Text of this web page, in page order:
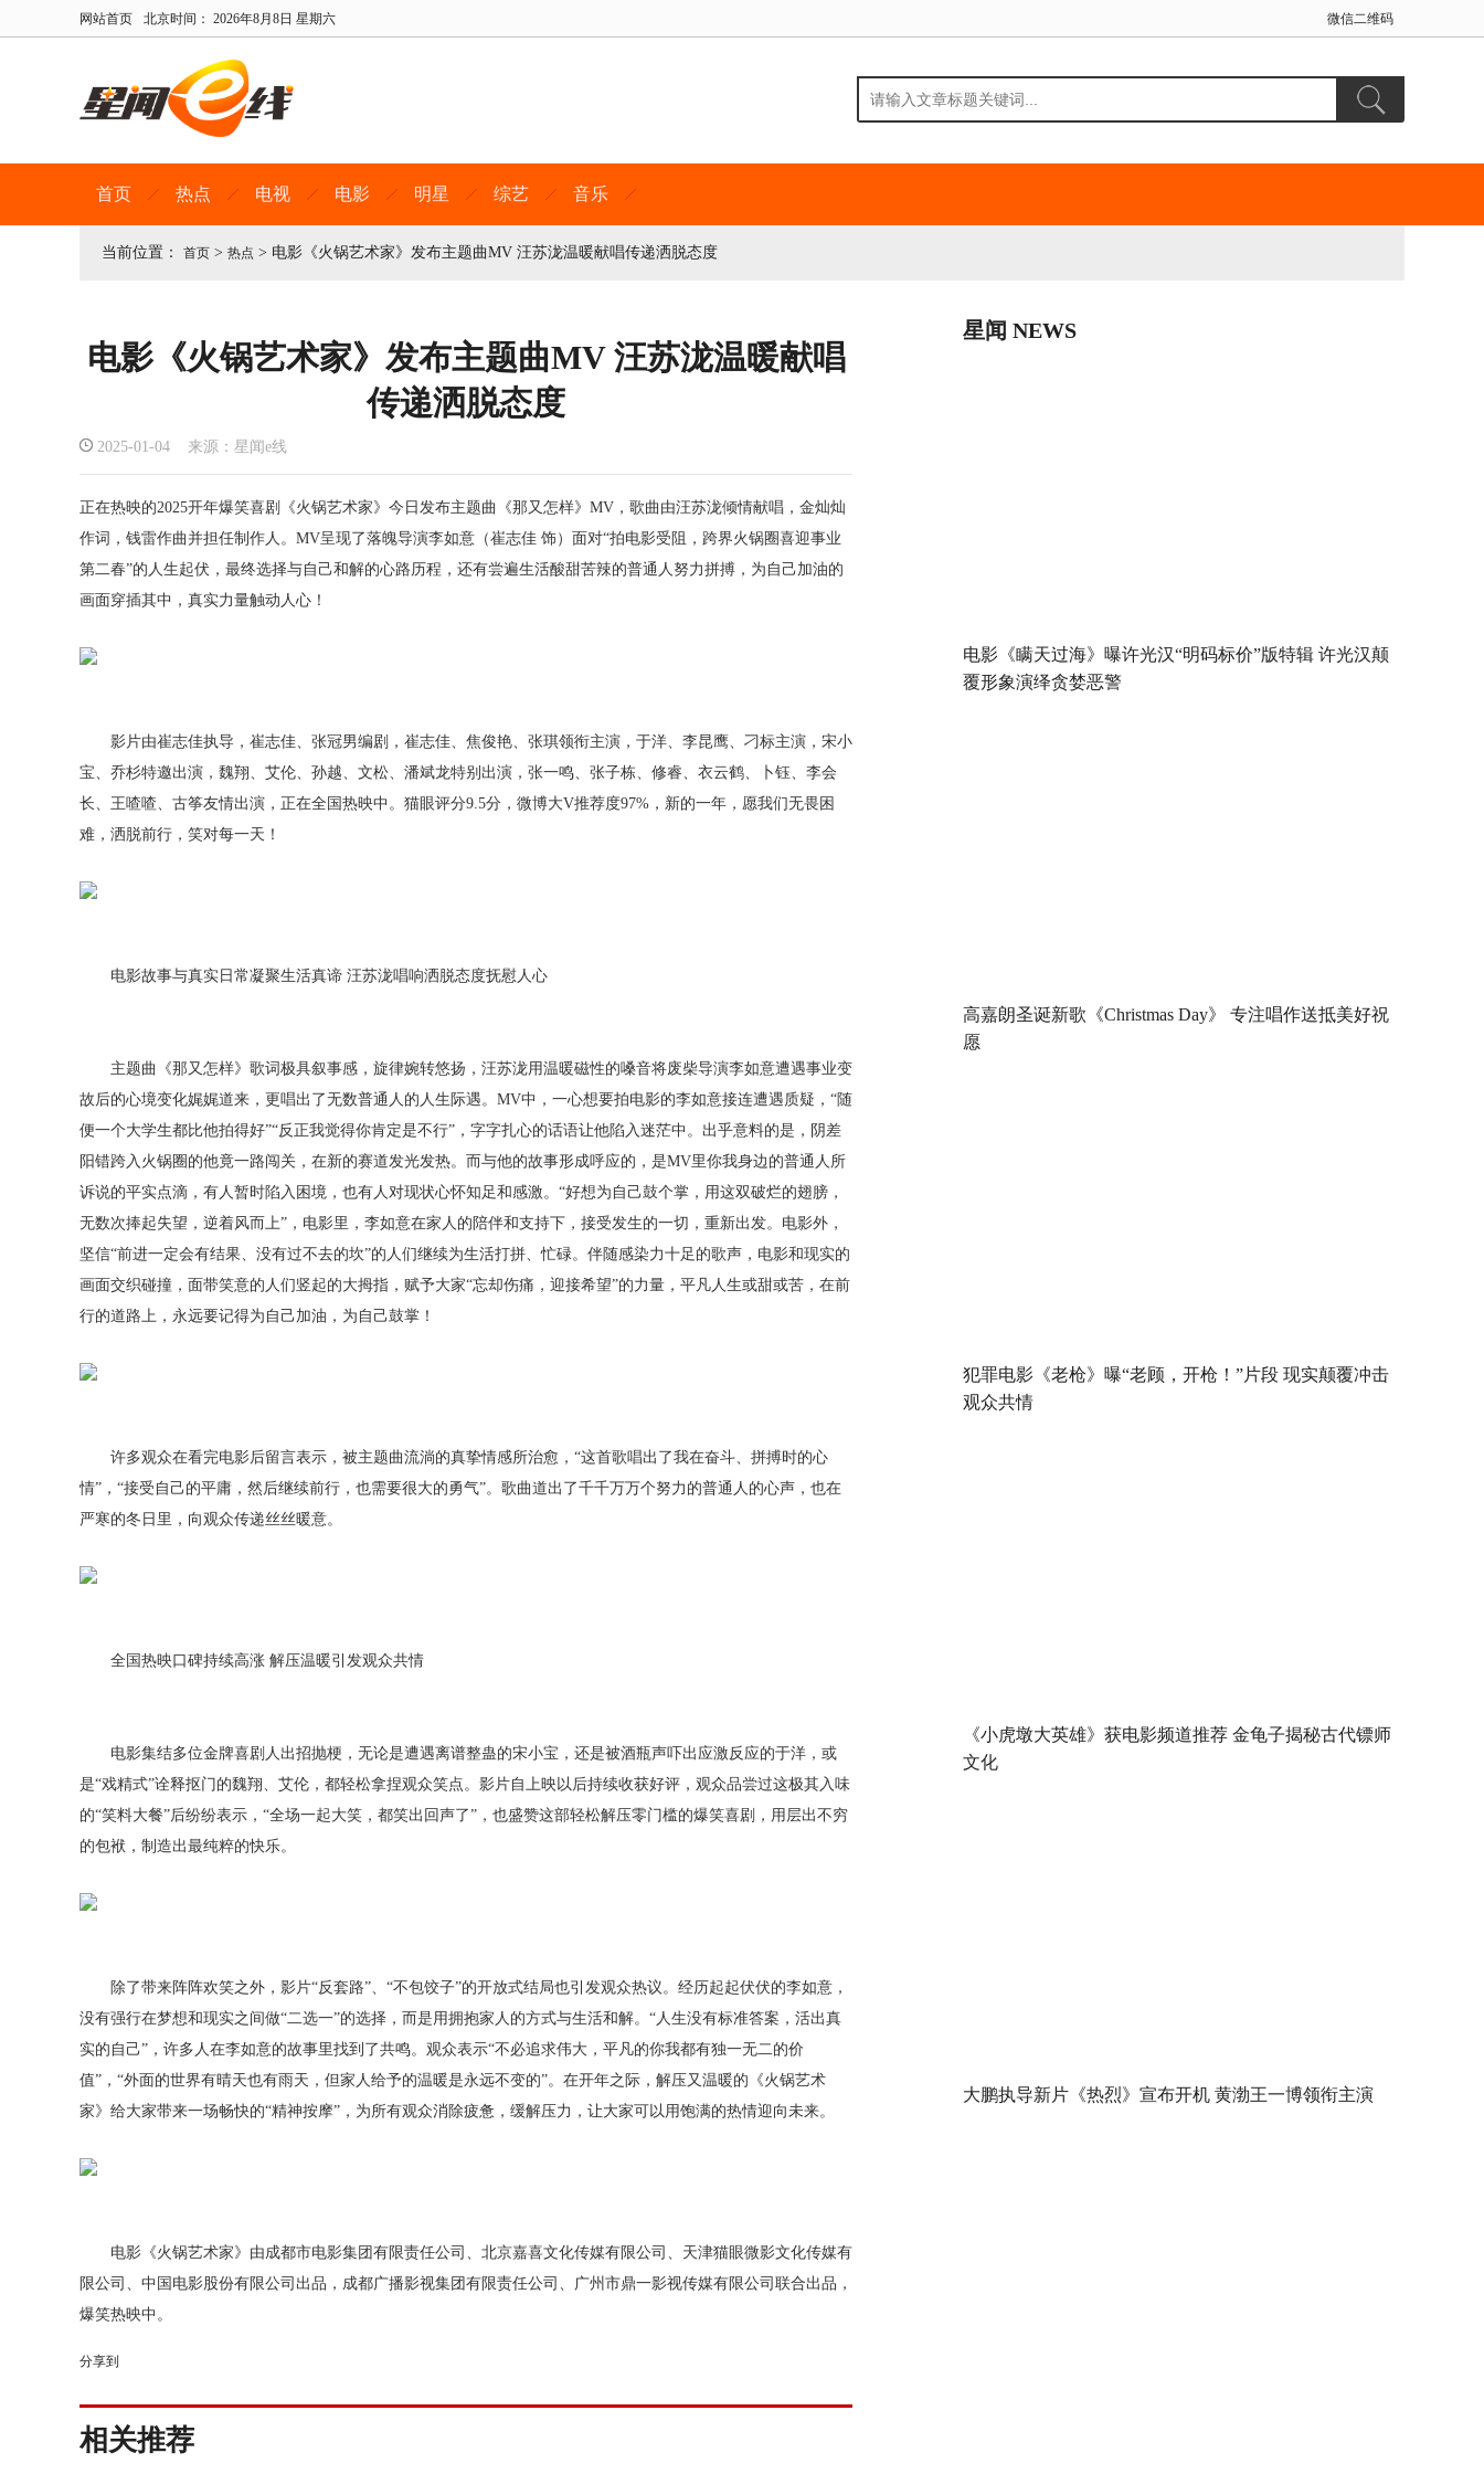
网站首页 北京时间： 2026年8月8日 星期六 微信二维码
首页 热点 电视 电影 明星 综艺 音乐
当前位置： 首页 > 热点 > 电影《火锅艺术家》发布主题曲MV 汪苏泷温暖献唱传递洒脱态度
电影《火锅艺术家》发布主题曲MV 汪苏泷温暖献唱
传递洒脱态度
2025-01-04 来源：星闻e线
正在热映的2025开年爆笑喜剧《火锅艺术家》今日发布主题曲《那又怎样》MV，歌曲由汪苏泷倾情献唱，金灿灿
作词，钱雷作曲并担任制作人。MV呈现了落魄导演李如意（崔志佳 饰）面对“拍电影受阻，跨界火锅圈喜迎事业
第二春”的人生起伏，最终选择与自己和解的心路历程，还有尝遍生活酸甜苦辣的普通人努力拼搏，为自己加油的
画面穿插其中，真实力量触动人心！
影片由崔志佳执导，崔志佳、张冠男编剧，崔志佳、焦俊艳、张琪领衔主演，于洋、李昆鹰、刁标主演，宋小
宝、乔杉特邀出演，魏翔、艾伦、孙越、文松、潘斌龙特别出演，张一鸣、张子栋、修睿、衣云鹤、卜钰、李会
长、王喳喳、古筝友情出演，正在全国热映中。猫眼评分9.5分，微博大V推荐度97%，新的一年，愿我们无畏困
难，洒脱前行，笑对每一天！
电影故事与真实日常凝聚生活真谛 汪苏泷唱响洒脱态度抚慰人心
主题曲《那又怎样》歌词极具叙事感，旋律婉转悠扬，汪苏泷用温暖磁性的嗓音将废柴导演李如意遭遇事业变
故后的心境变化娓娓道来，更唱出了无数普通人的人生际遇。MV中，一心想要拍电影的李如意接连遭遇质疑，“随
便一个大学生都比他拍得好”“反正我觉得你肯定是不行”，字字扎心的话语让他陷入迷茫中。出乎意料的是，阴差
阳错跨入火锅圈的他竟一路闯关，在新的赛道发光发热。而与他的故事形成呼应的，是MV里你我身边的普通人所
诉说的平实点滴，有人暂时陷入困境，也有人对现状心怀知足和感激。“好想为自己鼓个掌，用这双破烂的翅膀，
无数次捧起失望，逆着风而上”，电影里，李如意在家人的陪伴和支持下，接受发生的一切，重新出发。电影外，
坚信“前进一定会有结果、没有过不去的坎”的人们继续为生活打拼、忙碌。伴随感染力十足的歌声，电影和现实的
画面交织碰撞，面带笑意的人们竖起的大拇指，赋予大家“忘却伤痛，迎接希望”的力量，平凡人生或甜或苦，在前
行的道路上，永远要记得为自己加油，为自己鼓掌！
许多观众在看完电影后留言表示，被主题曲流淌的真挚情感所治愈，“这首歌唱出了我在奋斗、拼搏时的心
情”，“接受自己的平庸，然后继续前行，也需要很大的勇气”。歌曲道出了千千万万个努力的普通人的心声，也在
严寒的冬日里，向观众传递丝丝暖意。
全国热映口碑持续高涨 解压温暖引发观众共情
电影集结多位金牌喜剧人出招抛梗，无论是遭遇离谱整蛊的宋小宝，还是被酒瓶声吓出应激反应的于洋，或
是“戏精式”诠释抠门的魏翔、艾伦，都轻松拿捏观众笑点。影片自上映以后持续收获好评，观众品尝过这极其入味
的“笑料大餐”后纷纷表示，“全场一起大笑，都笑出回声了”，也盛赞这部轻松解压零门槛的爆笑喜剧，用层出不穷
的包袱，制造出最纯粹的快乐。
除了带来阵阵欢笑之外，影片“反套路”、“不包饺子”的开放式结局也引发观众热议。经历起起伏伏的李如意，
没有强行在梦想和现实之间做“二选一”的选择，而是用拥抱家人的方式与生活和解。“人生没有标准答案，活出真
实的自己”，许多人在李如意的故事里找到了共鸣。观众表示“不必追求伟大，平凡的你我都有独一无二的价
值”，“外面的世界有晴天也有雨天，但家人给予的温暖是永远不变的”。在开年之际，解压又温暖的《火锅艺术
家》给大家带来一场畅快的“精神按摩”，为所有观众消除疲惫，缓解压力，让大家可以用饱满的热情迎向未来。
电影《火锅艺术家》由成都市电影集团有限责任公司、北京嘉喜文化传媒有限公司、天津猫眼微影文化传媒有
限公司、中国电影股份有限公司出品，成都广播影视集团有限责任公司、广州市鼎一影视传媒有限公司联合出品，
爆笑热映中。
分享到
相关推荐
星闻 NEWS
电影《瞒天过海》曝许光汉“明码标价”版特辑 许光汉颠
覆形象演绎贪婪恶警
高嘉朗圣诞新歌《Christmas Day》 专注唱作送抵美好祝
愿
犯罪电影《老枪》曝“老顾，开枪！”片段 现实颠覆冲击
观众共情
《小虎墩大英雄》获电影频道推荐 金龟子揭秘古代镖师
文化
大鹏执导新片《热烈》宣布开机 黄渤王一博领衔主演